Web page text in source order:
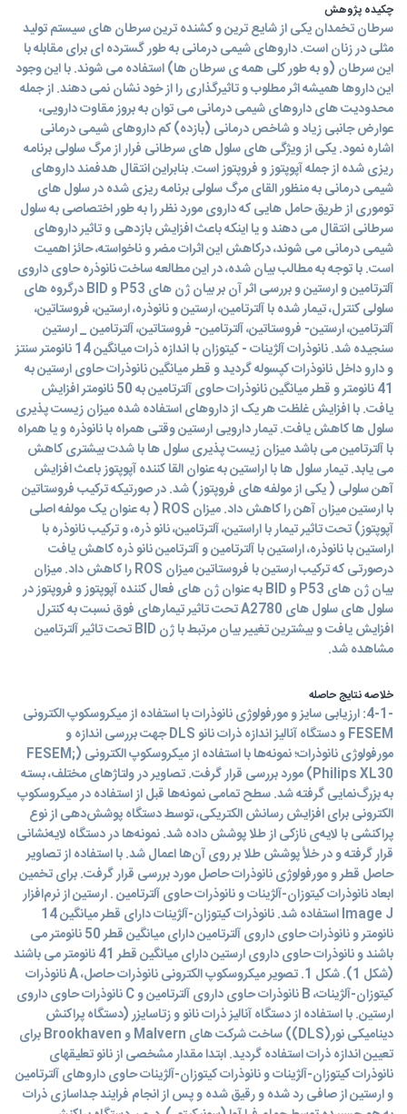
چکیده پژوهش
سرطان تخمدان یکی از شایع ترین و کشنده ترین سرطان های سیستم تولید
مثلی در زنان است. داروهای شیمی درمانی به طور گسترده ای برای مقابله با
این سرطان (و به طور کلی همه ی سرطان ها) استفاده می شوند. با این وجود
این داروها همیشه اثر مطلوب و تاثیرگذاری را از خود نشان نمی دهند. از جمله
محدودیت های داروهای شیمی درمانی می توان به بروز مقاوت دارویی،
عوارض جانبی زیاد و شاخص درمانی (بازده) کم داروهای شیمی درمانی
اشاره نمود. یکی از ویژگی های سلول های سرطانی فرار از مرگ سلولی برنامه
ریزی شده از جمله آپوپتوز و فروپتوز است. بنابراین انتقال هدفمند داروهای
شیمی درمانی به منظور القای مرگ سلولی برنامه ریزی شده در سلول های
توموری از طریق حامل هایی که داروی مورد نظر را به طور اختصاصی به سلول
سرطانی انتقال می دهند و یا اینکه باعث افزایش بازدهی و تاثیر داروهای
شیمی درمانی می شوند، درکاهش این اثرات مضر و ناخواسته، حائز اهمیت
است. با توجه به مطالب بیان شده، در این مطالعه ساخت نانوذره حاوی داروی
آلترتامین و ارستین و بررسی اثر آن بر بیان ژن های P53 و BID درگروه های
سلولی کنترل، تیمار شده با آلترتامین، ارستین و نانوذره، ارستین، فروستاتین،
آلترتامین، ارستین- فروستاتین، آلترتامین- فروستاتین، آلترتامین _ ارستین
سنجیده شد. نانوذرات آلژینات - کیتوزان با اندازه ذرات میانگین 14 نانومتر سنتز
و دارو داخل نانوذرات کپسوله گردید و قطر میانگین نانوذرات حاوی ارستین به
41 نانومتر و قطر میانگین نانوذرات حاوی آلترتامین به 50 نانومتر افزایش
یافت. با افزایش غلظت هر یک از داروهای استفاده شده میزان زیست پذیری
سلول ها کاهش یافت. تیمار دارویی ارستین وقتی همراه با نانوذره و یا همراه
با آلترتامین می باشد میزان زیست پذیری سلول ها با شدت بیشتری کاهش
می یابد. تیمار سلول ها با اراستین به عنوان القا کننده آپوپتوز باعث افزایش
آهن سلولی ( یکی از مولفه های فروپتوز) شد. در صورتیکه ترکیب فروستاتین
با ارستین میزان آهن را کاهش داد. میزان ROS ( به عنوان یک مولفه اصلی
آپوپتوز) تحت تاثیر تیمار با اراستین، آلترتامین، نانو ذره، و ترکیب نانوذره با
اراستین با نانوذره، اراستین با آلترتامین و آلترتامین نانو ذره کاهش یافت
درصورتی که ترکیب ارستین با فروستاتین میزان ROS را کاهش داد. میزان
بیان ژن های P53 و BID به عنوان ژن های فعال کننده آپوپتوز و فروپتوز در
سلول های سلول های A2780 تحت تاثیر تیمارهای فوق نسبت به کنترل
افزایش یافت و بیشترین تغییر بیان مرتبط با ژن BID تحت تاثیر آلترتامین
مشاهده شد.
خلاصه نتایج حاصله
-4-1: ارزیابی سایز و مورفولوژی نانوذرات با استفاده از میکروسکوپ الکترونی
FESEM و دستگاه آنالیز اندازه ذرات نانو DLS جهت بررسی اندازه و
مورفولوژی نانوذرات؛ نمونه‌ها با استفاده از میکروسکوپ الکترونی (FESEM;
Philips XL30) مورد بررسی قرار گرفت. تصاویر در ولتاژهای مختلف، بسته
به بزرگ‌نمایی گرفته شد. سطح تمامی نمونه‌ها قبل از استفاده در میکروسکوپ
الکترونی برای افزایش رسانش الکتریکی، توسط دستگاه پوشش‌دهی از نوع
پراکنشی با لایه‌ی نازکی از طلا پوشش داده شد. نمونه‌ها در دستگاه لایه‌نشانی
قرار گرفته و در خلأ پوشش طلا بر روی آن‌ها اعمال شد. با استفاده از تصاویر
حاصل قطر و مورفولوژی نانوذرات حاصل مورد بررسی قرار گرفت. برای تخمین
ابعاد نانوذرات کیتوزان-آلژینات و نانوذرات حاوی آلترتامین . ارستین از نرم‌افزار
Image J استفاده شد. نانوذرات کیتوزان-آلژینات دارای قطر میانگین 14
نانومتر و نانوذرات حاوی داروی آلترتامین دارای میانگین قطر 50 نانومتر می
باشند و نانوذرات حاوی داروی ارستین دارای میانگین قطر 41 نانومتر می باشند
(شکل 1). شکل 1. تصویر میکروسکوپ الکترونی نانوذرات حاصل، A نانوذرات
کیتوزان-آلژینات، B نانوذرات حاوی داروی آلترتامین و C نانوذرات حاوی داروی
ارستین. با استفاده از دستگاه آنالیز ذرات نانو و زتاسایزر (دستگاه پراکنش
دینامیکی نور(DLS)) ساخت شرکت های Malvern و Brookhaven برای
تعیین اندازه ذرات استفاده گردید. ابتدا مقدار مشخصی از نانو تعلیقهای
نانوذرات کیتوزان-آلژینات و نانوذرات کیتوزان-آلژینات حاوی داروهای آلترتامین
و ارستین از صافی رد شده و رقیق شده و پس از انجام فرایند جداسازی ذرات